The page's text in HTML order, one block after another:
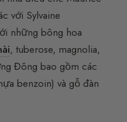
với Sylvaine
những bông hoa
, tuberose, magnolia,
Đông bao gồm các
benzoin) và gỗ đàn